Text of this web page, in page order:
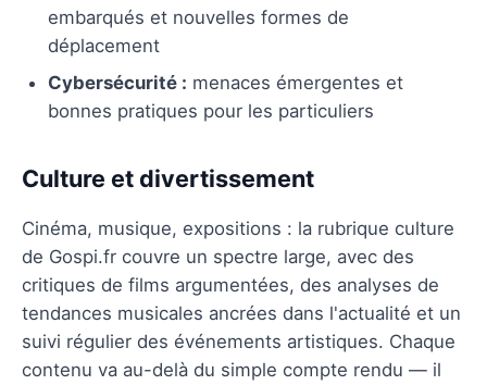
embarqués et nouvelles formes de
déplacement
Cybersécurité : menaces émergentes et
bonnes pratiques pour les particuliers
Culture et divertissement
Cinéma, musique, expositions : la rubrique culture
de Gospi.fr couvre un spectre large, avec des
critiques de films argumentées, des analyses de
tendances musicales ancrées dans l'actualité et un
suivi régulier des événements artistiques. Chaque
contenu va au-delà du simple compte rendu — il